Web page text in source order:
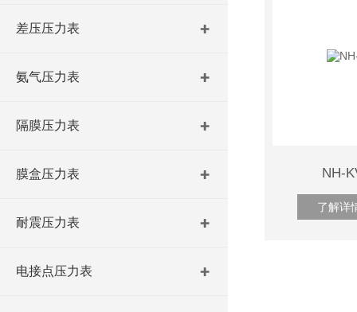
差压压力表
氨气压力表
隔膜压力表
膜盒压力表
耐震压力表
电接点压力表
NH-
了解详